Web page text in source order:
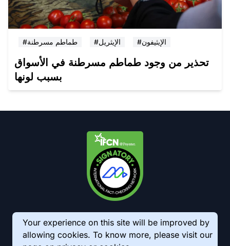
#طماطم مسرطنة #الإيثريل #الإيثيفون
تحذير من وجود طماطم مسرطنة في الأسواق
بسبب لونها
Your experience on this site will be improved by
allowing cookies. To know more, please visit our